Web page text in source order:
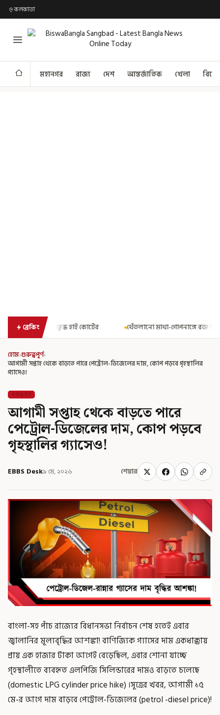
কলকাতা
মহানগর রাজ্য দেশ আন্তর্জাতিক খেলা
ব্রেকিং থেঁতলানো মাথা-গোপনাঙ্গে রড! বিজেপিশাসিত অসমে
হোম›গুরুত্বপূর্ণ›
আগামী সপ্তাহ থেকে বাড়তে পারে পেট্রোল-ডিজেলের দাম, কোপ পড়বে গৃহস্থালির
গ্যাসেও!
গুরুত্বপূর্ণ
আগামী সপ্তাহ থেকে বাড়তে পারে
পেট্রোল-ডিজেলের দাম, কোপ পড়বে
গৃহস্থালির গ্যাসেও!
EBBS Desk৯ মে, ২০২৬ শেয়ার
বাংলা-সহ পাঁচ রাজ্যের বিধানসভা নির্বাচন শেষ হতেই এবার
জ্বালানির মূল্যবৃদ্ধির আশঙ্কা! বাণিজ্যিক গ্যাসের দাম একধাক্কায়
প্রায় এক হাজার টাকা আগেই বেড়েছিল, এবার শোনা যাচ্ছে
গৃহস্থালীতে ব্যবহৃত এলপিজি সিলিন্ডারের দামও বাড়তে চলেছে
(domestic LPG cylinder price hike) ।সূত্রের খবর, আগামী ১৫
মে-র আগে দাম বাড়বে পেট্রোল-ডিজেলের (petrol -diesel price)!